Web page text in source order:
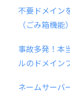
不要ドメイン
（ごみ箱機能）
事故多発！本
ルのドメイン
ネームサーバ